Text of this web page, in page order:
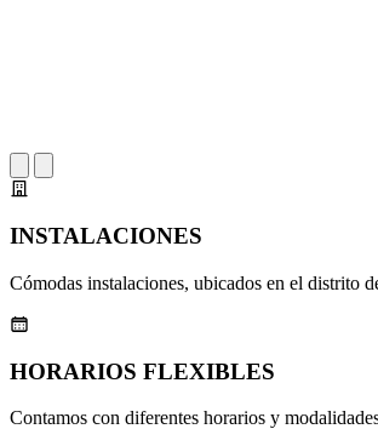
INSTALACIONES
Cómodas instalaciones, ubicados en el distrito
HORARIOS FLEXIBLES
Contamos con diferentes horarios y